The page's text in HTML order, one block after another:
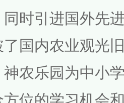
时引进国外先
国内农业观光
农乐园为中小